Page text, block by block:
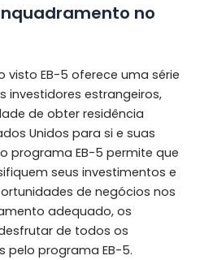
no
visto EB-5 oferece uma série
investidores estrangeiros,
de obter residência
Unidos para si e suas
programa EB-5 permite que
seus investimentos e
de negócios nos
adequado, os
de todos os
pelo programa EB-5.